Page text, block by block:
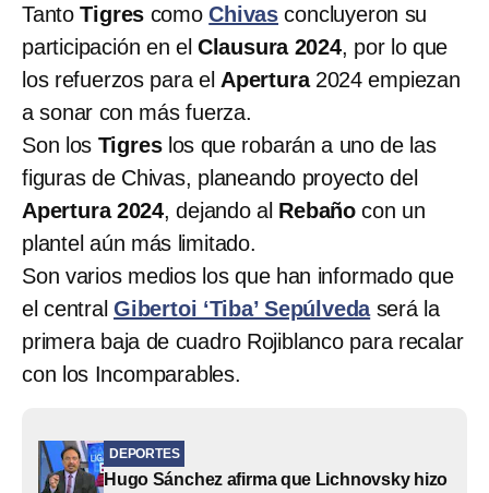
TantoTigres comoChivas concluyeron su
participación en el Clausura 2024, por lo que
los refuerzos para el Apertura2024 empiezan
a sonar con más fuerza.
Son los Tigreslos que robarán a uno de las
figuras de Chivas, planeando proyecto del
Apertura 2024, dejando al Rebaño con un
plantel aún más limitado.
Son varios medios los que han informado que
el central Gibertoi ‘Tiba’ Sepúlvedaserá la
primera baja de cuadro Rojiblanco para recalar
con los Incomparables.
DEPORTES
Hugo Sánchez afirma que Lichnovsky hizo